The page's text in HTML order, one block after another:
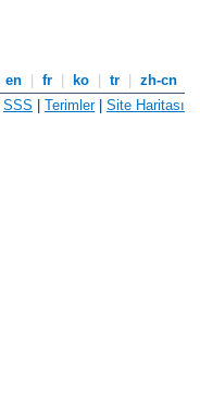
en fr ko tr
zh-cn
SSS | Terimler| Site Haritası